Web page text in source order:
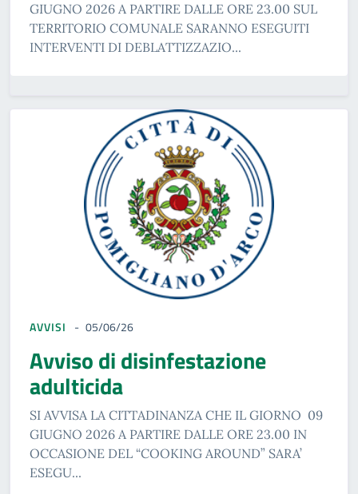
GIUGNO 2026 A PARTIRE DALLE ORE 23.00 SUL
TERRITORIO COMUNALE SARANNO ESEGUITI
INTERVENTI DI DEBLATTIZZAZIO...
AVVISI 05/06/26
Avviso di disinfestazione
adulticida
SI AVVISA LA CITTADINANZA CHE IL GIORNO 09
GIUGNO 2026 A PARTIRE DALLE ORE 23.00 IN
OCCASIONE DEL “COOKING AROUND” SARA’
ESEGU...